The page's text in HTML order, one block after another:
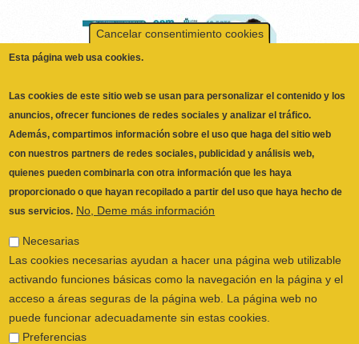
CALLE SAN VICENTE Nº 61,2º-2ª. CÓDIGO
POSTAL 46002 VALENCIA, ESPAÑA
POLÍTICA PRIVACIDAD|AVISO LEGAL|
POLÍTICA DE COOKIES|CANAL DEL
Las cookies de este sitio web se usan para personalizar el contenido y los
con nuestros partners de redes sociales, publicidad y análisis web,
quienes pueden combinarla con otra información que les haya
proporcionado o que hayan recopilado a partir del uso que haya hecho de
Necesarias
Las cookies necesarias ayudan a hacer una página web utilizable